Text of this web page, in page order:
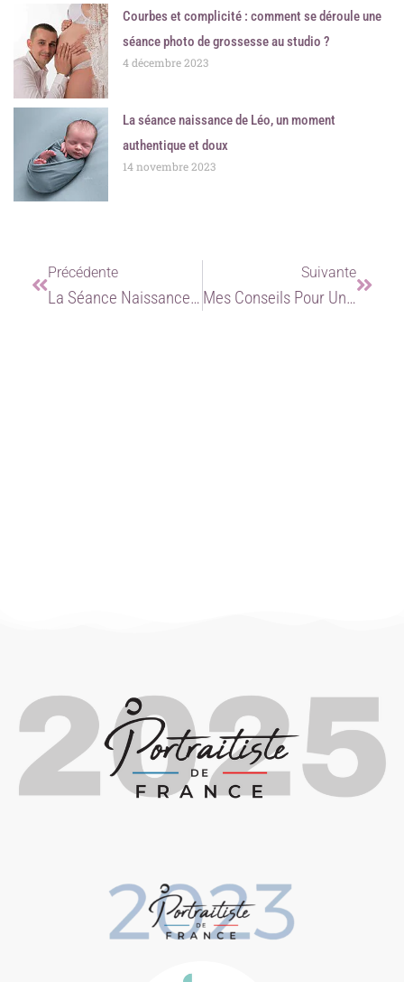
Courbes et complicité : comment se déroule une
séance photo de grossesse au studio ?
4 décembre 2023
La séance naissance de Léo, un moment
authentique et doux
14 novembre 2023
Précédente
La Séance Naissance De Léo, Un Moment Authentique Et Doux
Suivante
Mes Conseils Pour Une Séance Nouveau Né Inoubliable